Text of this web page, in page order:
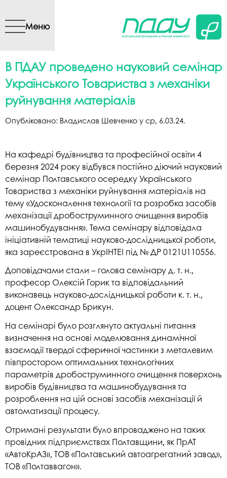
вмісту
Меню
В ПДАУ проведено науковий семінар
Українського Товариства з механіки
руйнування матеріалів
Опубліковано: Владислав Шевченко у ср, 6.03.24.
На кафедрі будівництва та професійної освіти 4
березня 2024 року відбувся постійно діючий науковий
семінар Полтавського осередку Українського
Товариства з механіки руйнування матеріалів на
тему «Удосконалення технології та розробка засобів
механізації дробоструминного очищення виробів
машинобудування». Тема семінару відповідала
ініціативній тематиці науково-дослідницької роботи,
яка зареєстрована в УкрІНТЕІ під № ДР 0121U110556.
Доповідачами стали – голова семінару д. т. н.,
професор Олексій Горик та відповідальний
виконавець науково-дослідницької роботи к. т. н.,
доцент Олександр Брикун.
На семінарі було розглянуто актуальні питання
визначення на основі моделювання динамічної
взаємодії твердої сферичної частинки з металевим
півпростором оптимальних технологічних
параметрів дробоструминного очищення поверхонь
виробів будівництва та машинобудування та
розроблення на цій основі засобів механізації й
автоматизації процесу.
Отримані результати було впроваджено на таких
провідних підприємствах Полтавщини, як ПрАТ
«АвтоКрАЗ», ТОВ «Полтавський автоагрегатний завод»,
ТОВ «Полтаввагон».